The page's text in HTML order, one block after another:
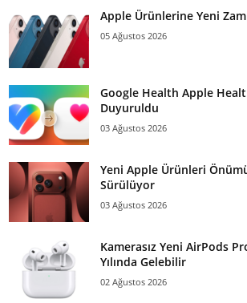
Apple Ürünlerine Yeni Zam
05 Ağustos 2026
Google Health Apple
Duyuruldu
03 Ağustos 2026
Yeni Apple Ürünleri
Sürülüyor
03 Ağustos 2026
Kamerasız Yeni AirPods
Yılında Gelebilir
02 Ağustos 2026